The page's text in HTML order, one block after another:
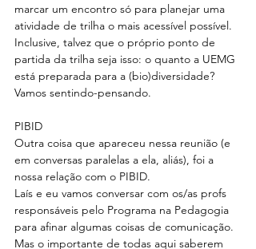
marcar um encontro só para planejar uma
atividade de trilha o mais acessível possível.
Inclusive, talvez que o próprio ponto de
partida da trilha seja isso: o quanto a UEMG
está preparada para a (bio)diversidade?
Vamos sentindo-pensando.
PIBID
Outra coisa que apareceu nessa reunião (e
em conversas paralelas a ela, aliás), foi a
nossa relação com o PIBID.
Laís e eu vamos conversar com os/as profs
responsáveis pelo Programa na Pedagogia
para afinar algumas coisas de comunicação.
Mas o importante de todas aqui saberem